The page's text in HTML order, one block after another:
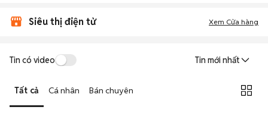
Siêu thị điện tử Xem Cửa hàng
Tin có video Tin mới nhất
Tất cả Cá nhân Bán chuyên